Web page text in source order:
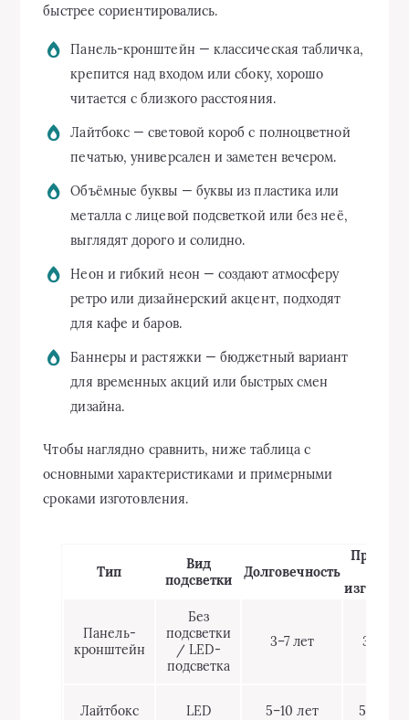
быстрее сориентировались.
Панель-кронштейн — классическая табличка,
крепится над входом или сбоку, хорошо
читается с близкого расстояния.
Лайтбокс — световой короб с полноцветной
печатью, универсален и заметен вечером.
Объёмные буквы — буквы из пластика или
металла с лицевой подсветкой или без неё,
выглядят дорого и солидно.
Неон и гибкий неон — создают атмосферу
ретро или дизайнерский акцент, подходят
для кафе и баров.
Баннеры и растяжки — бюджетный вариант
для временных акций или быстрых смен
дизайна.
Чтобы наглядно сравнить, ниже таблица с
основными характеристиками и примерными
сроками изготовления.
Тип
Вид
подсветки
Долговечность
Панель-
кронштейн
Без
подсветки
/ LED-
подсветка
3–7 лет 3–7
Лайтбокс LED 5–10 лет 5–12